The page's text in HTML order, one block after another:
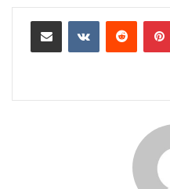
بينتيريست مشاركة عبر البريد